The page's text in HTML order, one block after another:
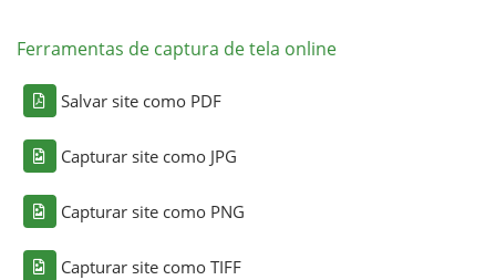
Ferramentas de captura de tela online
Salvar site como PDF
Capturar site como JPG
Capturar site como PNG
Capturar site como TIFF